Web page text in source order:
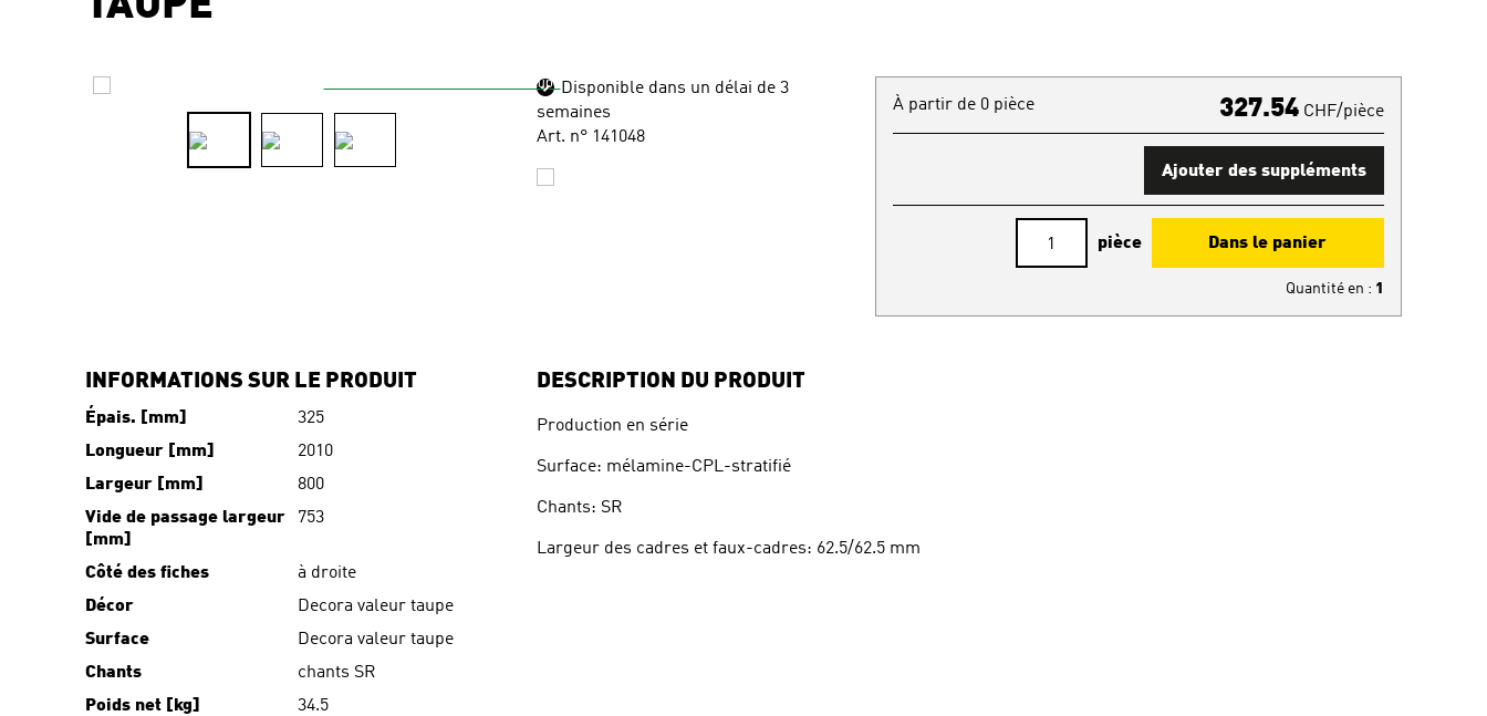
Disponible dans un délai de 3
semaines
Art. n° 141048
À partir de 0 pièce 327.54 CHF/pièce
Ajouter des suppléments
pièce Dans le panier
Quantité en : 1
INFORMATIONS SUR LE PRODUIT
Épais. [mm]
325
Longueur [mm]
2010
Largeur [mm]
800
Vide de passage largeur
[mm]
753
Côté des fiches
à droite
Décor
Decora valeur taupe
Surface
Decora valeur taupe
Chants
chants SR
Poids net [kg]
34.5
DESCRIPTION DU PRODUIT
Production en série
Surface: mélamine-CPL-stratifié
Chants: SR
Largeur des cadres et faux-cadres: 62.5/62.5 mm